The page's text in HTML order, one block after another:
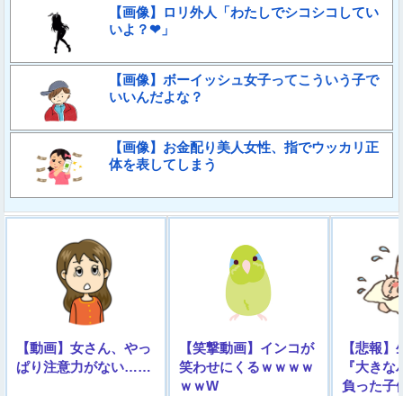
【画像】ロリ外人「わたしでシコシコしてい
いよ？❤」
【画像】ボーイッシュ女子ってこういう子で
いいんだよな？
【画像】お金配り美人女性、指でウッカリ正
体を表してしまう
【動画】女さん、やっ
ぱり注意力がない……
【笑撃動画】インコが
笑わせにくるｗｗｗｗ
ｗｗW
【悲報
『大き
負った子